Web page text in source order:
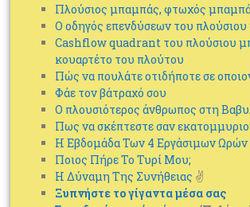
Πλούσιος μπαμπάς, φτωχός
Ο οδηγός επενδύσεων του
Cashflow quadrant του πλούσιου
κουαρτέτο του πλούτου
Πώς να πουλάτε οτιδήποτε σε
Φάε τον βάτραχό σου
Ο πλουσιότερος άνθρωπος στη
Πως να σκέπτεστε σαν
Η Εβδομάδα Των 4 Εργάσιμων Ωρών
Ποιος Πήρε Το Τυρί Μου;
Η Δύναμη Της Συνήθειας ✌
Ξυπνήστε το γίγαντα μέσα σας